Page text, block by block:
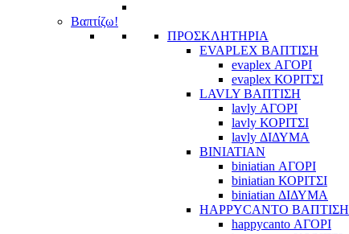
Βαπτίζω!
ΠΡΟΣΚΛΗΤΗΡΙΑ
EVAPLEX ΒΑΠΤΙΣΗ
evaplex ΑΓΟΡΙ
evaplex ΚΟΡΙΤΣΙ
LAVLY ΒΑΠΤΙΣΗ
lavly ΑΓΟΡΙ
lavly ΚΟΡΙΤΣΙ
lavly ΔΙΔΥΜΑ
BINIATIAN
biniatian ΑΓΟΡΙ
biniatian ΚΟΡΙΤΣΙ
biniatian ΔΙΔΥΜΑ
HAPPYCANTO ΒΑΠΤΙΣΗ
happycanto ΑΓΟΡΙ